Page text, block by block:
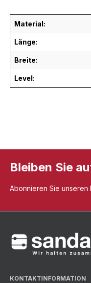
Material:
Länge:
Breite:
Level:
Bleiben Sie
Abonnieren Sie
KONTAKTINFORMATION